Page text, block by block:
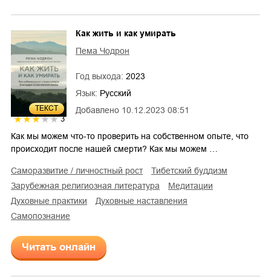
ТЕКСТ
3
Добавлено 10.12.2023 08:51
Как жить и как умирать
Пема Чодрон
Год выхода: 2023
Язык: Русский
Как мы можем что-то проверить на собственном опыте, что
происходит после нашей смерти? Как мы можем …
саморазвитие / личностный рост
тибетский буддизм
зарубежная религиозная литература
медитации
духовные практики
духовные наставления
самопознание
Читать онлайн